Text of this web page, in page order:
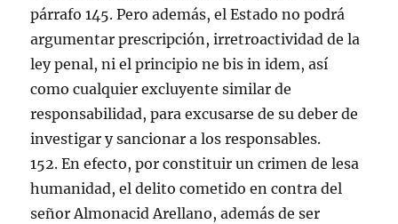
párrafo 145. Pero además, el Estado no podrá
argumentar prescripción, irretroactividad de la
ley penal, ni el principio ne bis in idem, así
como cualquier excluyente similar de
responsabilidad, para excusarse de su deber de
investigar y sancionar a los responsables.
152. En efecto, por constituir un crimen de lesa
humanidad, el delito cometido en contra del
señor Almonacid Arellano, además de ser